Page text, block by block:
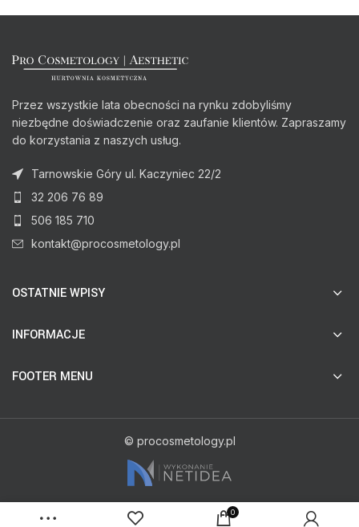
Przez wszystkie lata obecności na rynku zdobyliśmy
niezbędne doświadczenie oraz zaufanie klientów. Zapraszamy
do korzystania z naszych usług.
Tarnowskie Góry ul. Kaczyniec 22/2
32 206 76 89
506 185 710
kontakt@procosmetology.pl
OSTATNIE WPISY
INFORMACJE
FOOTER MENU
© procosmetology.pl
0